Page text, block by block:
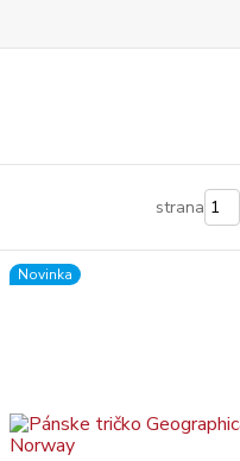
strana
Novinka